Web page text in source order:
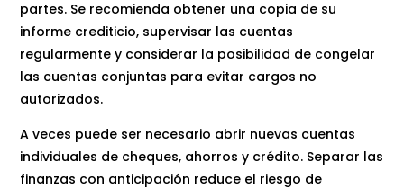
partes. Se recomienda obtener una copia de su
informe crediticio, supervisar las cuentas
regularmente y considerar la posibilidad de congelar
las cuentas conjuntas para evitar cargos no
autorizados.
A veces puede ser necesario abrir nuevas cuentas
individuales de cheques, ahorros y crédito. Separar las
finanzas con anticipación reduce el riesgo de